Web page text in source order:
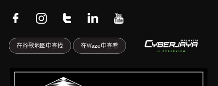
F
c
e
o
I
s
t
g
T
m
b
r
L
n
k
d
Y
u
t
b
在谷歌地图中查找 在Waze中查看